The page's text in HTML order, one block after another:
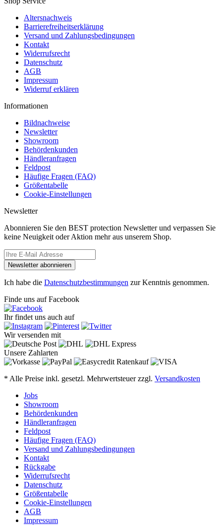
Altersnachweis
Barrierefreiheitserklärung
Versand und Zahlungsbedingungen
Kontakt
Widerrufsrecht
Datenschutz
AGB
Impressum
Widerruf erklären
Informationen
Bildnachweise
Newsletter
Showroom
Behördenkunden
Händleranfragen
Feldpost
Häufige Fragen (FAQ)
Größentabelle
Cookie-Einstellungen
Newsletter
Abonnieren Sie den BEST protection Newsletter und verpassen Sie
keine Neuigkeit oder Aktion mehr aus unserem Shop.
Newsletter abonnieren
Ich habe die Datenschutzbestimmungen zur Kenntnis genommen.
Finde uns auf Facebook
Ihr findet uns auch auf
Wir versenden mit
Unsere Zahlarten
* Alle Preise inkl. gesetzl. Mehrwertsteuer zzgl. Versandkosten
Jobs
Showroom
Behördenkunden
Händleranfragen
Feldpost
Häufige Fragen (FAQ)
Versand und Zahlungsbedingungen
Kontakt
Rückgabe
Widerrufsrecht
Datenschutz
Größentabelle
Cookie-Einstellungen
AGB
Impressum